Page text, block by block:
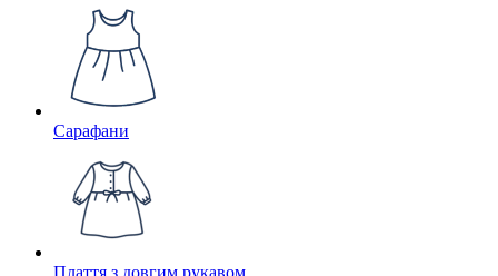
Сарафани
Плаття з довгим рукавом